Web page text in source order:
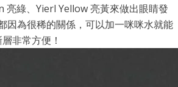
亮綠、Yierl Yellow 亮黃來做出眼睛發
因為很稀的關係，可以加一咪咪水就能
非常方便！